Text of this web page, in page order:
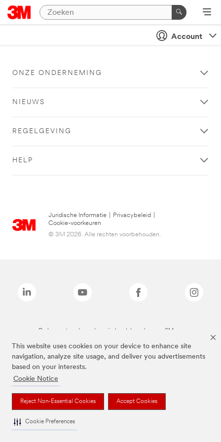
This website uses cookies on your device to enhance site
navigation, analyze site usage, and deliver you advertisements
based on your interests.
Cookie Notice
Reject Non-Essential Cookies Accept Cookies
Cookie Preferences
Account
ONZE ONDERNEMING
NIEUWS
REGELGEVING
HELP
Juridische Informatie Privacybeleid
Cookie-voorkeuren
© 3M 2026. Alle rechten voorbehouden.
De bovenstaande merken zijn handelsmerken van 3M.we